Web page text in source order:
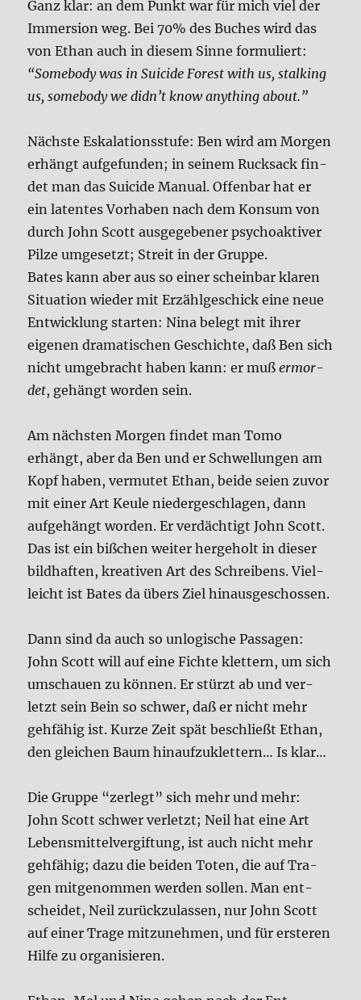
Ganz klar: an dem Punkt war für mich viel der
Immersi­on weg. Bei 70% des Buches wird das
von Ethan auch in die­sem Sin­ne for­mu­liert:
“Some­bo­dy was in Sui­ci­de Forest with us, stal­king
us, some­bo­dy we did­n’t know anything about.”
Näch­ste Eska­la­ti­ons­stu­fe: Ben wird am Mor­gen
erhängt auf­ge­fun­den; in sei­nem Ruck­sack fin­
det man das Sui­ci­de Manu­al. Offen­bar hat er
ein laten­tes Vor­ha­ben nach dem Kon­sum von
durch John Scott aus­ge­ge­be­ner psy­cho­ak­ti­ver
Pil­ze umge­setzt; Streit in der Grup­pe.
Bates kann aber aus so einer schein­bar kla­ren
Situa­ti­on wie­der mit Erzähl­ge­schick eine neue
Ent­wick­lung star­ten: Nina belegt mit ihrer
eige­nen dra­ma­ti­schen Geschich­te, daß Ben sich
nicht umge­bracht haben kann: er mußermor­
det, gehängt wor­den sein.
Am näch­sten Mor­gen fin­det man Tomo
erhängt, aber da Ben und er Schwel­lun­gen am
Kopf haben, ver­mu­tet Ethan, bei­de sei­en zuvor
mit einer Art Keu­le nie­der­ge­schla­gen, dann
auf­ge­hängt wor­den. Er ver­däch­tigt John Scott.
Das ist ein biß­chen wei­ter her­ge­holt in die­ser
bild­haf­ten, krea­ti­ven Art des Schrei­bens. Viel­
leicht ist Bates da übers Ziel hin­aus­ge­schos­sen.
Dann sind da auch so unlo­gi­sche Pas­sa­gen:
John Scott will auf eine Fich­te klet­tern, um sich
umschau­en zu kön­nen. Er stürzt ab und ver­
letzt sein Bein so schwer, daß er nicht mehr
geh­fä­hig ist. Kur­ze Zeit spät beschließt Ethan,
den glei­chen Baum hin­auf­zu­klet­tern… Is klar…
Die Grup­pe “zer­legt” sich mehr und mehr:
John Scott schwer ver­letzt; Neil hat eine Art
Lebens­mit­tel­ver­gif­tung, ist auch nicht mehr
geh­fä­hig; dazu die bei­den Toten, die auf Tra­
gen mit­ge­nom­men wer­den sol­len. Man ent­
schei­det, Neil zurück­zu­las­sen, nur John Scott
auf einer Tra­ge mit­zu­neh­men, und für erste­ren
Hil­fe zu orga­ni­sie­ren.